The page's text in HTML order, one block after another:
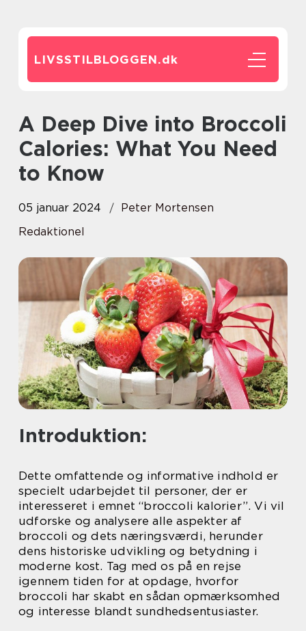
LIVSSTILBLOGGEN.dk
A Deep Dive into Broccoli
Calories: What You Need
to Know
05 januar 2024
Peter Mortensen
Redaktionel
Introduktion:
Dette omfattende og informative indhold er
specielt udarbejdet til personer, der er
interesseret i emnet “broccoli kalorier”. Vi vil
udforske og analysere alle aspekter af
broccoli og dets næringsværdi, herunder
dens historiske udvikling og betydning i
moderne kost. Tag med os på en rejse
igennem tiden for at opdage, hvorfor
broccoli har skabt en sådan opmærksomhed
og interesse blandt sundhedsentusiaster.